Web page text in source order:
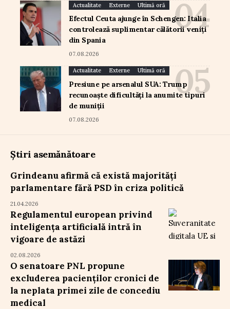
Actualitate Externe Ultimă oră
Efectul Ceuta ajunge în Schengen: Italia
controlează suplimentar călătorii veniți
din Spania
07.08.2026
Actualitate Externe Ultimă oră
Presiune pe arsenalul SUA: Trump
recunoaște dificultăți la anumite tipuri
de muniții
07.08.2026
Știri asemănătoare
Grindeanu afirmă că există majorități
parlamentare fără PSD în criza politică
21.04.2026
Regulamentul european privind
inteligența artificială intră în
vigoare de astăzi
02.08.2026
O senatoare PNL propune
excluderea pacienților cronici de
la neplata primei zile de concediu
medical